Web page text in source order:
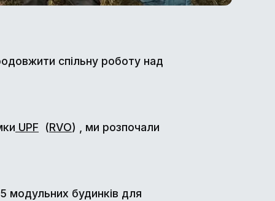
спільну роботу над
UPF (RVO) , ми розпочали
модульних будинків для